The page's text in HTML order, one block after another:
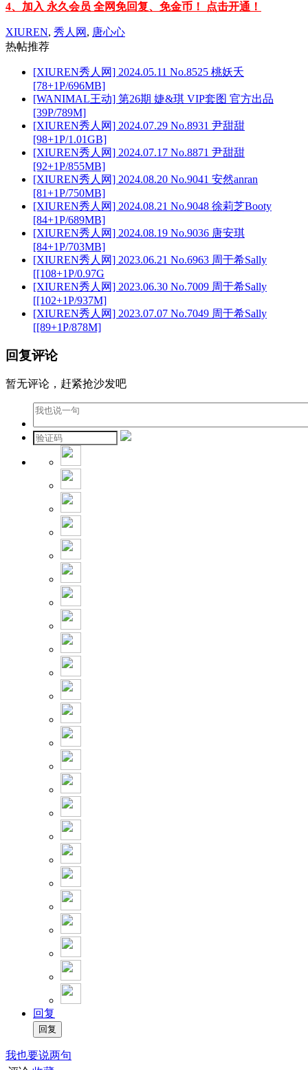
4、加入 永久会员 全网免回复、免金币！ 点击开通！
XIUREN, 秀人网 , 唐心心
热帖推荐
[XIUREN秀人网] 2024.05.11 No.8525 桃妖夭
[78+1P/696MB]
[WANIMAL王动] 第26期 婕&琪 VIP套图 官方出品
[39P/789M]
[XIUREN秀人网] 2024.07.29 No.8931 尹甜甜
[98+1P/1.01GB]
[XIUREN秀人网] 2024.07.17 No.8871 尹甜甜
[92+1P/855MB]
[XIUREN秀人网] 2024.08.20 No.9041 安然anran
[81+1P/750MB]
[XIUREN秀人网] 2024.08.21 No.9048 徐莉芝Booty
[84+1P/689MB]
[XIUREN秀人网] 2024.08.19 No.9036 唐安琪
[84+1P/703MB]
[XIUREN秀人网] 2023.06.21 No.6963 周于希Sally
[[108+1P/0.97G
[XIUREN秀人网] 2023.06.30 No.7009 周于希Sally
[[102+1P/937M]
[XIUREN秀人网] 2023.07.07 No.7049 周于希Sally
[[89+1P/878M]
回复评论
暂无评论，赶紧抢沙发吧
回复
我也要说两句